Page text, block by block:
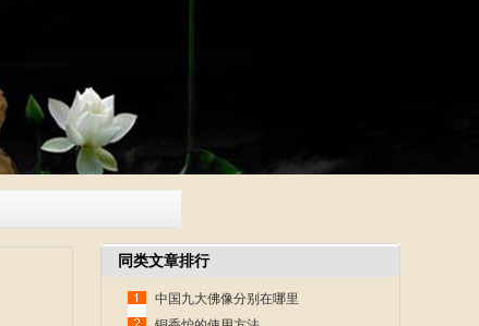
同类文章排行
中国九大佛像分别在哪里